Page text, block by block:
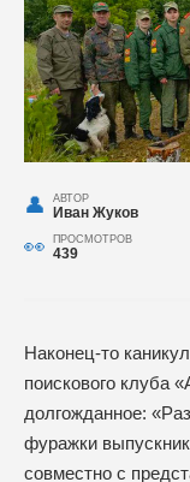
АВТОР
Иван Жуков
ПРОСМОТРОВ
439
Наконец-то
поискового клуба
долгожданное:
фуражки
совместно с